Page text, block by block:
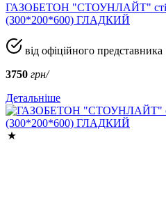
ГАЗОБЕТОН "СТОУНЛАЙТ"
(300*200*600) ГЛАДКИЙ
від офіційного представника
3750 грн/
Детальніше